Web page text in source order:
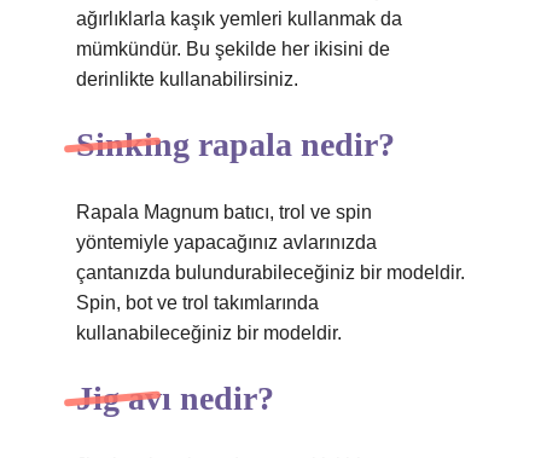
ağırlıklarla kaşık yemleri kullanmak da
mümkündür. Bu şekilde her ikisini de
derinlikte kullanabilirsiniz.
Sinking rapala nedir?
Rapala Magnum batıcı, trol ve spin
yöntemiyle yapacağınız avlarınızda
çantanızda bulundurabileceğiniz bir modeldir.
Spin, bot ve trol takımlarında
kullanabileceğiniz bir modeldir.
Jig avı nedir?